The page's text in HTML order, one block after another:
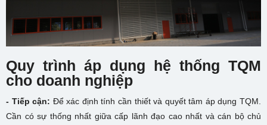
Quy trình áp dụng hệ thống TQM
cho doanh nghiệp
- Tiếp cận: Để xác định tính cần thiết và quyết tâm áp dụng TQM.
Cần có sự thống nhất giữa cấp lãnh đạo cao nhất và cán bộ chủ